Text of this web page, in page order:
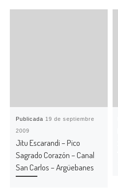
Publicada 19 de septiembre
2009
Jitu Escarandi – Pico
Sagrado Corazón – Canal
San Carlos – Argüebanes